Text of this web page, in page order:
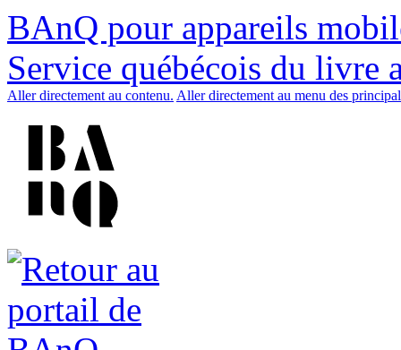
BAnQ pour appareils
Service québécois du livre
Aller directement au contenu. Aller directement au menu des